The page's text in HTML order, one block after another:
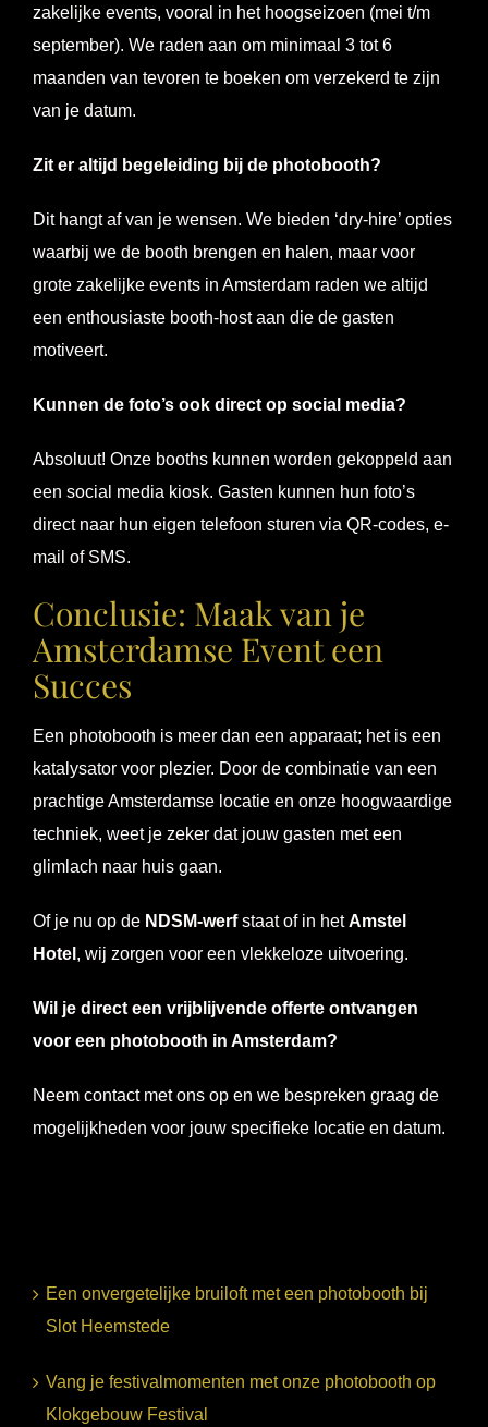
zakelijke events, vooral in het hoogseizoen (mei t/m
september). We raden aan om minimaal 3 tot 6
maanden van tevoren te boeken om verzekerd te zijn
van je datum.
Zit er altijd begeleiding bij de photobooth?
Dit hangt af van je wensen. We bieden ‘dry-hire’ opties
waarbij we de booth brengen en halen, maar voor
grote zakelijke events in Amsterdam raden we altijd
een enthousiaste booth-host aan die de gasten
motiveert.
Kunnen de foto’s ook direct op social media?
Absoluut! Onze booths kunnen worden gekoppeld aan
een social media kiosk. Gasten kunnen hun foto’s
direct naar hun eigen telefoon sturen via QR-codes, e-
mail of SMS.
Conclusie: Maak van je
Amsterdamse Event een
Succes
Een photobooth is meer dan een apparaat; het is een
katalysator voor plezier. Door de combinatie van een
prachtige Amsterdamse locatie en onze hoogwaardige
techniek, weet je zeker dat jouw gasten met een
glimlach naar huis gaan.
Of je nu op de NDSM-werfstaat of in hetAmstel
Hotel , wij zorgen voor een vlekkeloze uitvoering.
Wil je direct een vrijblijvende offerte ontvangen
voor een photobooth in Amsterdam?
Neem contact met ons op en we bespreken graag de
mogelijkheden voor jouw specifieke locatie en datum.
Een onvergetelijke bruiloft met een photobooth bij
Slot Heemstede
Vang je festivalmomenten met onze photobooth op
Klokgebouw Festival